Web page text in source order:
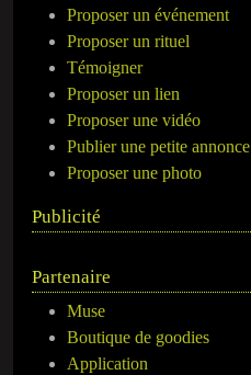
Proposer un événement
Proposer un rituel
Témoigner
Proposer un lien
Proposer une vidéo
Publier une petite annonce
Proposer une photo
Publicité
Partenaire
Muse
Boutique de goodies
Application